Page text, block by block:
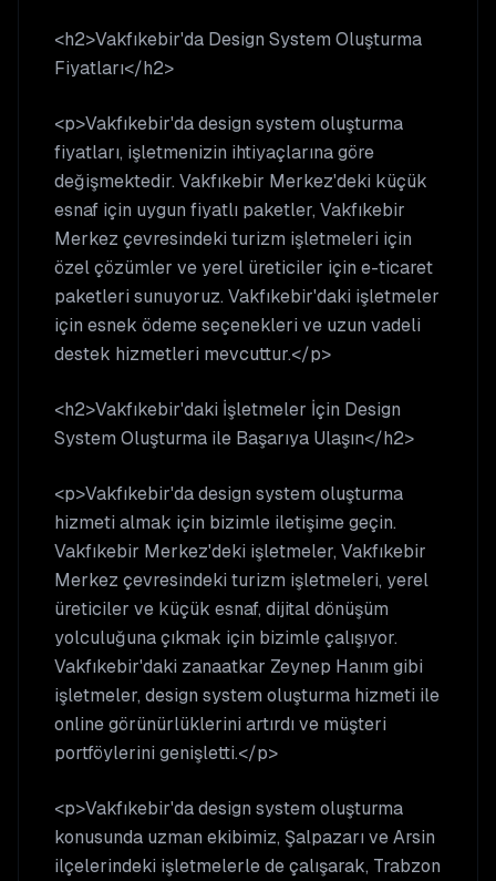
<h2>Vakfıkebir'da Design System Oluşturma
Fiyatları</h2>
<p>Vakfıkebir'da design system oluşturma
fiyatları, işletmenizin ihtiyaçlarına göre
değişmektedir. Vakfıkebir Merkez'deki küçük
esnaf için uygun fiyatlı paketler, Vakfıkebir
Merkez çevresindeki turizm işletmeleri için
özel çözümler ve yerel üreticiler için e-ticaret
paketleri sunuyoruz. Vakfıkebir'daki işletmeler
için esnek ödeme seçenekleri ve uzun vadeli
destek hizmetleri mevcuttur.</p>
<h2>Vakfıkebir'daki İşletmeler İçin Design
System Oluşturma ile Başarıya Ulaşın</h2>
<p>Vakfıkebir'da design system oluşturma
hizmeti almak için bizimle iletişime geçin.
Vakfıkebir Merkez'deki işletmeler, Vakfıkebir
Merkez çevresindeki turizm işletmeleri, yerel
üreticiler ve küçük esnaf, dijital dönüşüm
yolculuğuna çıkmak için bizimle çalışıyor.
Vakfıkebir'daki zanaatkar Zeynep Hanım gibi
işletmeler, design system oluşturma hizmeti ile
online görünürlüklerini artırdı ve müşteri
portföylerini genişletti.</p>
<p>Vakfıkebir'da design system oluşturma
konusunda uzman ekibimiz, Şalpazarı ve Arsin
ilçelerindeki işletmelerle de çalışarak, Trabzon